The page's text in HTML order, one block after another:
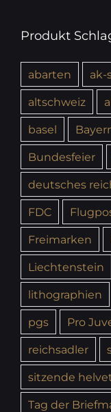
Produkt
abarten ak-
altschweiz
basel
Bundesfeier
deutsches
FDC
Freimarken
Liechtenstein
lithographien
pgs
Pro
reichsadler
sitzende
Tag der